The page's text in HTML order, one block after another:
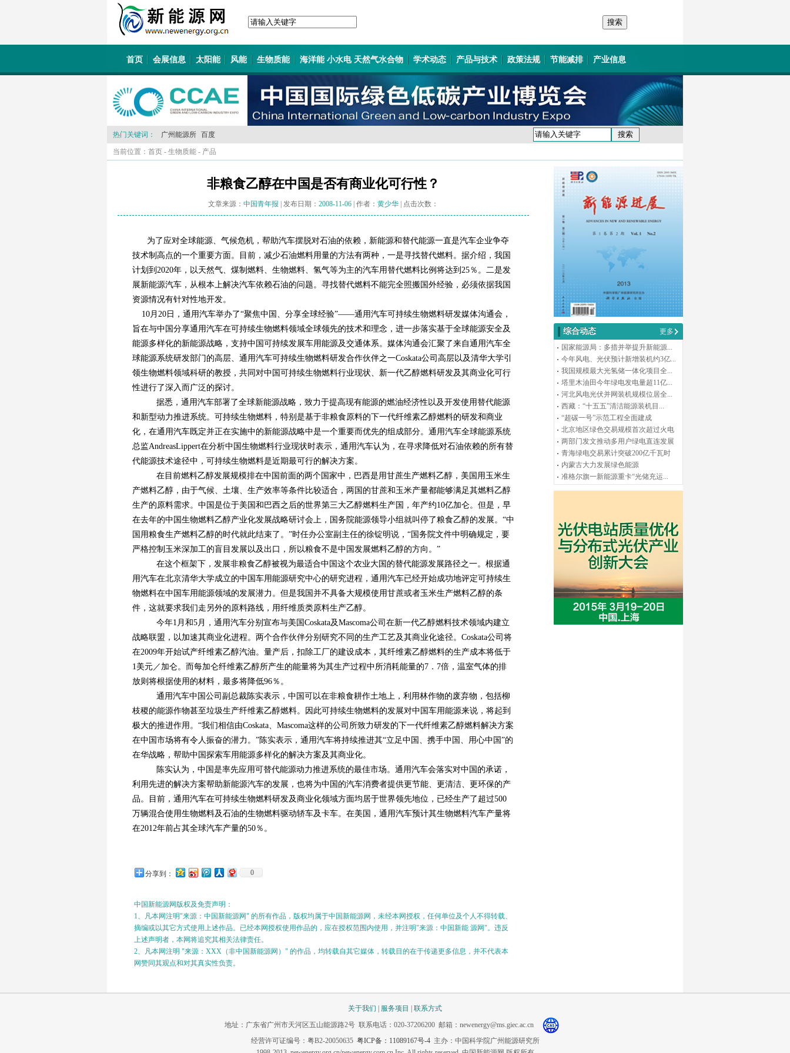
首页 会展信息 太阳能 风能 生物质能 海洋能 小水电 天然气水合物 学术动态 产品与技术 政策法规 节能减排 产业信息
热门关键词： 广州能源所 百度
当前位置： 首页 - 生物质能 - 产品
非粮食乙醇在中国是否有商业化可行性？
文章来源： 中国青年报 | 发布日期： 2008-11-06 | 作者： 黄少华 | 点击次数：
为了应对全球能源、气候危机，帮助汽车摆脱对石油的依赖，新能源和替代能源一直是汽车企业争夺
技术制高点的一个重要方面。目前，减少石油燃料用量的方法有两种，一是寻找替代燃料。据介绍，我国
计划到2020年，以天然气、煤制燃料、生物燃料、氢气等为主的汽车用替代燃料比例将达到25％。二是发
展新能源汽车，从根本上解决汽车依赖石油的问题。寻找替代燃料不能完全照搬国外经验，必须依据我国
资源情况有针对性地开发。
10月20日，通用汽车举办了“聚焦中国、分享全球经验”——通用汽车可持续生物燃料研发媒体沟通会，
旨在与中国分享通用汽车在可持续生物燃料领域全球领先的技术和理念，进一步落实基于全球能源安全及
能源多样化的新能源战略，支持中国可持续发展车用能源及交通体系。媒体沟通会汇聚了来自通用汽车全
球能源系统研发部门的高层、通用汽车可持续生物燃料研发合作伙伴之一Coskata公司高层以及清华大学引
领生物燃料领域科研的教授，共同对中国可持续生物燃料行业现状、新一代乙醇燃料研发及其商业化可行
性进行了深入而广泛的探讨。
据悉，通用汽车部署了全球新能源战略，致力于提高现有能源的燃油经济性以及开发使用替代能源
和新型动力推进系统。可持续生物燃料，特别是基于非粮食原料的下一代纤维素乙醇燃料的研发和商业
化，在通用汽车既定并正在实施中的新能源战略中是一个重要而优先的组成部分。通用汽车全球能源系统
总监AndreasLippert在分析中国生物燃料行业现状时表示，通用汽车认为，在寻求降低对石油依赖的所有替
代能源技术途径中，可持续生物燃料是近期最可行的解决方案。
在目前燃料乙醇发展规模排在中国前面的两个国家中，巴西是用甘蔗生产燃料乙醇，美国用玉米生
产燃料乙醇，由于气候、土壤、生产效率等条件比较适合，两国的甘蔗和玉米产量都能够满足其燃料乙醇
生产的原料需求。中国是位于美国和巴西之后的世界第三大乙醇燃料生产国，年产约10亿加仑。但是，早
在去年的中国生物燃料乙醇产业化发展战略研讨会上，国务院能源领导小组就叫停了粮食乙醇的发展。“中
国用粮食生产燃料乙醇的时代就此结束了。”时任办公室副主任的徐锭明说，“国务院文件中明确规定，要
严格控制玉米深加工的盲目发展以及出口，所以粮食不是中国发展燃料乙醇的方向。”
在这个框架下，发展非粮食乙醇被视为最适合中国这个农业大国的替代能源发展路径之一。根据通
用汽车在北京清华大学成立的中国车用能源研究中心的研究进程，通用汽车已经开始成功地评定可持续生
物燃料在中国车用能源领域的发展潜力。但是我国并不具备大规模使用甘蔗或者玉米生产燃料乙醇的条
件，这就要求我们走另外的原料路线，用纤维质类原料生产乙醇。
今年1月和5月，通用汽车分别宣布与美国Coskata及Mascoma公司在新一代乙醇燃料技术领域内建立
战略联盟，以加速其商业化进程。两个合作伙伴分别研究不同的生产工艺及其商业化途径。Coskata公司将
在2009年开始试产纤维素乙醇汽油。量产后，扣除工厂的建设成本，其纤维素乙醇燃料的生产成本将低于
1美元／加仑。而每加仑纤维素乙醇所产生的能量将为其生产过程中所消耗能量的7．7倍，温室气体的排
放则将根据使用的材料，最多将降低96％。
通用汽车中国公司副总裁陈实表示，中国可以在非粮食耕作土地上，利用林作物的废弃物，包括柳
枝稷的能源作物甚至垃圾生产纤维素乙醇燃料。因此可持续生物燃料的发展对中国车用能源来说，将起到
极大的推进作用。“我们相信由Coskata、Mascoma这样的公司所致力研发的下一代纤维素乙醇燃料解决方案
在中国市场将有令人振奋的潜力。”陈实表示，通用汽车将持续推进其“立足中国、携手中国、用心中国”的
在华战略，帮助中国探索车用能源多样化的解决方案及其商业化。
陈实认为，中国是率先应用可替代能源动力推进系统的最佳市场。通用汽车会落实对中国的承诺，
利用先进的解决方案帮助新能源汽车的发展，也将为中国的汽车消费者提供更节能、更清洁、更环保的产
品。目前，通用汽车在可持续生物燃料研发及商业化领域方面均居于世界领先地位，已经生产了超过500
万辆混合使用生物燃料及石油的生物燃料驱动轿车及卡车。在美国，通用汽车预计其生物燃料汽车产量将
在2012年前占其全球汽车产量的50％。
分享到： 0
中国新能源网版权及免责声明：
1、凡本网注明"来源：中国新能源网" 的所有作品，版权均属于中国新能源网，未经本网授权，任何单位及个人不得转载、
摘编或以其它方式使用上述作品。已经本网授权使用作品的，应在授权范围内使用，并注明"来源：中国新能 源网"。违反
上述声明者，本网将追究其相关法律责任。
2、凡本网注明 "来源：XXX（非中国新能源网）" 的作品，均转载自其它媒体，转载目的在于传递更多信息，并不代表本
网赞同其观点和对其真实性负责。
综合动态
更多
国家能源局：多措并举提升新能源...
今年风电、光伏预计新增装机约3亿...
我国规模最大光氢储一体化项目全...
塔里木油田今年绿电发电量超11亿...
河北风电光伏并网装机规模位居全...
西藏：“十五五”清洁能源装机目...
“超碳一号”示范工程全面建成
北京地区绿色交易规模首次超过火电
两部门发文推动多用户绿电直连发展
青海绿电交易累计突破200亿千瓦时
内蒙古大力发展绿色能源
准格尔旗一新能源重卡“光储充运...
关于我们 服务项目
联系方式
地址：广东省广州市天河区五山能源路2号 联系电话：020-37206200 邮箱：newenergy@ms.giec.ac.cn
经营许可证编号：粤B2-20050635 粤ICP备：11089167号-4主办：中国科学院广州能源研究所